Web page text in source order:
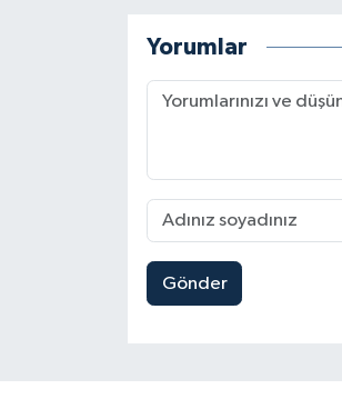
Yorumlar
Gönder